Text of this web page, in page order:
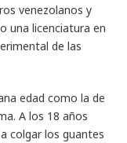
venezolanos y
una licenciatura en
de las
edad como la de
A los 18 años
colgar los guantes